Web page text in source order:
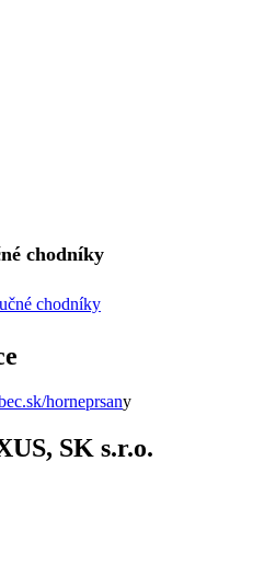
chodníky
horneprsany
SK s.r.o.